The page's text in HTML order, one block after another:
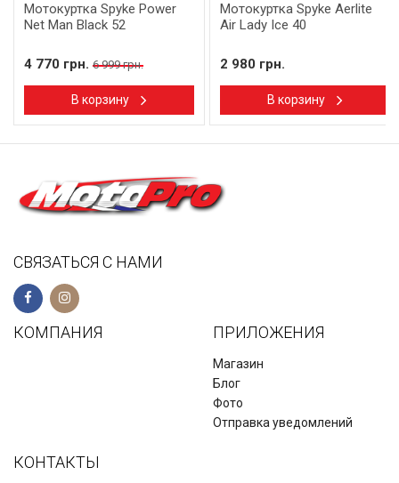
Мотокуртка Spyke Power
Net Man Black 52
4 770 грн. 6 999 грн.
В корзину
Мотокуртка Spyke Aerlite
Air Lady Ice 40
2 980 грн.
В корзину
СВЯЗАТЬСЯ С НАМИ
КОМПАНИЯ ПРИЛОЖЕНИЯ
Магазин
Блог
Фото
Отправка уведомлений
КОНТАКТЫ